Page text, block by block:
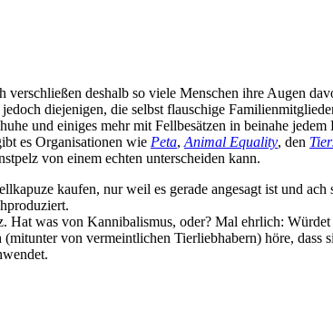
deshalb so viele Menschen ihre Augen
diejenigen, die selbst flauschige
und einiges mehr mit Fellbesätzen in beinahe
es Organisationen wie Peta, Animal Equality, den
von einem echten unterscheiden kann.
kaufen, nur weil es gerade angesagt ist und
was von Kannibalismus, oder? Mal ehrlich:
von vermeintlichen Tierliebhabern) höre, dass